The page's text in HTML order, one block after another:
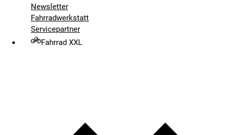
Newsletter
Fahrradwerkstatt
Servicepartner
Fahrrad XXL